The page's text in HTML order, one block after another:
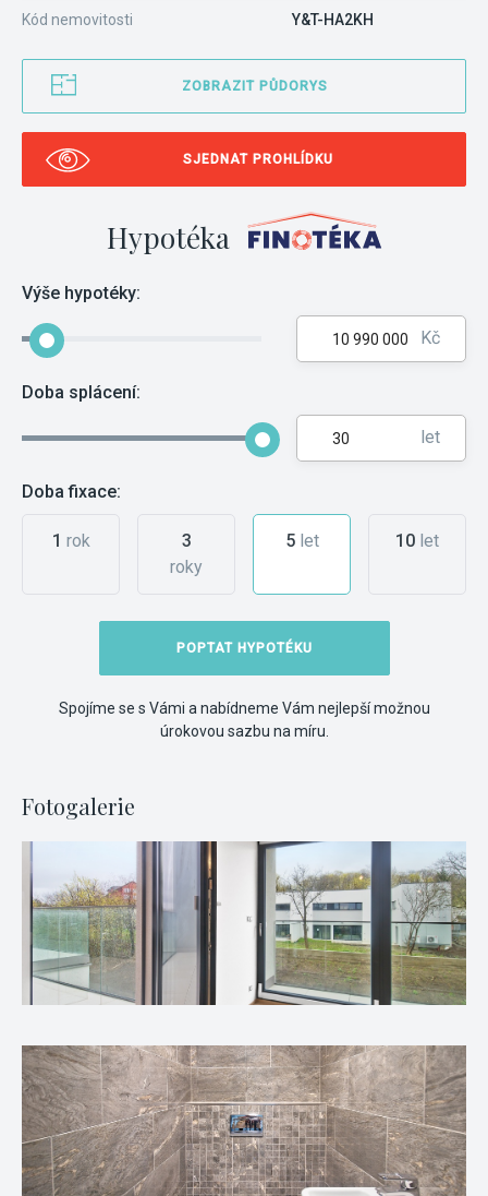
Kód nemovitosti Y&T-HA2KH
ZOBRAZIT PŮDORYS
SJEDNAT PROHLÍDKU
Hypotéka
Výše hypotéky:
Kč
Doba splácení:
let
Doba fixace:
1 rok
3
roky
5let 10 let
POPTAT HYPOTÉKU
Spojíme se s Vámi a nabídneme Vám nejlepší možnou
úrokovou sazbu na míru.
Fotogalerie